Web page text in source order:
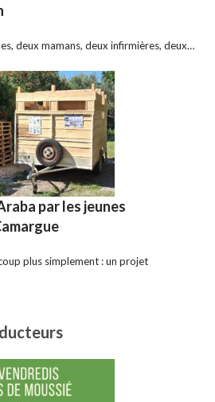
deux mamans, deux infirmières, deux…
par les jeunes
plus simplement : un projet